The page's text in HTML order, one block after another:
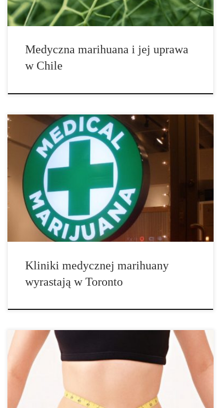
Medyczna marihuana i jej uprawa
w Chile
W tym miesiącu, dwie kliniki specjalizujące się w przepisywaniu
konopi indyjskich otworzyły swoje drzwi po raz pierwszy w
największy mieście Kanady. Klinika medycznej marihuany w
Kanadzie, prowadzona przez dr Ryan Yermus, obchodziła swoje
wielkie otwarcie w dniu 1 lipca. 72-letnia kobieta, szukająca ulgi
od ciężkiej choroby zwyrodnieniowej stawów była jednym z
pierwszych pacjentów. „Wraz z nowymi regulacjami, myślałem, że
okazją […]
Kliniki medycznej marihuany
wyrastają w Toronto
1. Pobudzenie apetytu THC znane jest jako silny środek
pobudzający apetyt, zarówno u osób zdrowych jak i chorych.
Podobnie Marinol i Cesamet® (syntetyczne THC) są regularnie
przepisywane w celu zwiększenia apetytu u chorych na raka i HIV
– choroby związane z zespołem wyniszczenia. Kilka badań